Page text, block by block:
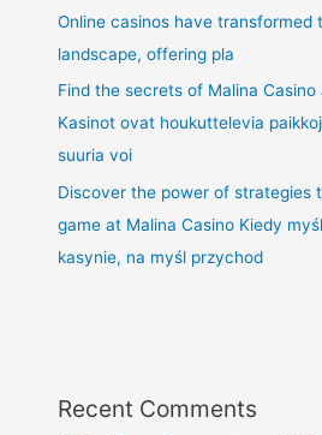
Online casinos have transformed
landscape, offering pla
Find the secrets of Malina
Kasinot ovat houkuttelevia
suuria voi
Discover the power of strategies
game at Malina Casino Kiedy
kasynie, na myśl przychod
Recent Comments